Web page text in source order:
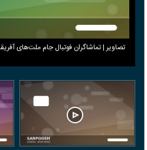
تصاویر | تماشاگران فوتبال جام ملت‌های آفریقا